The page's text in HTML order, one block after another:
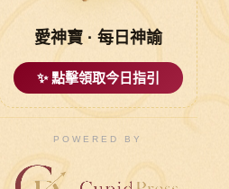
愛神寶 · 每日神諭
✨ 點擊領取今日指引
POWERED BY